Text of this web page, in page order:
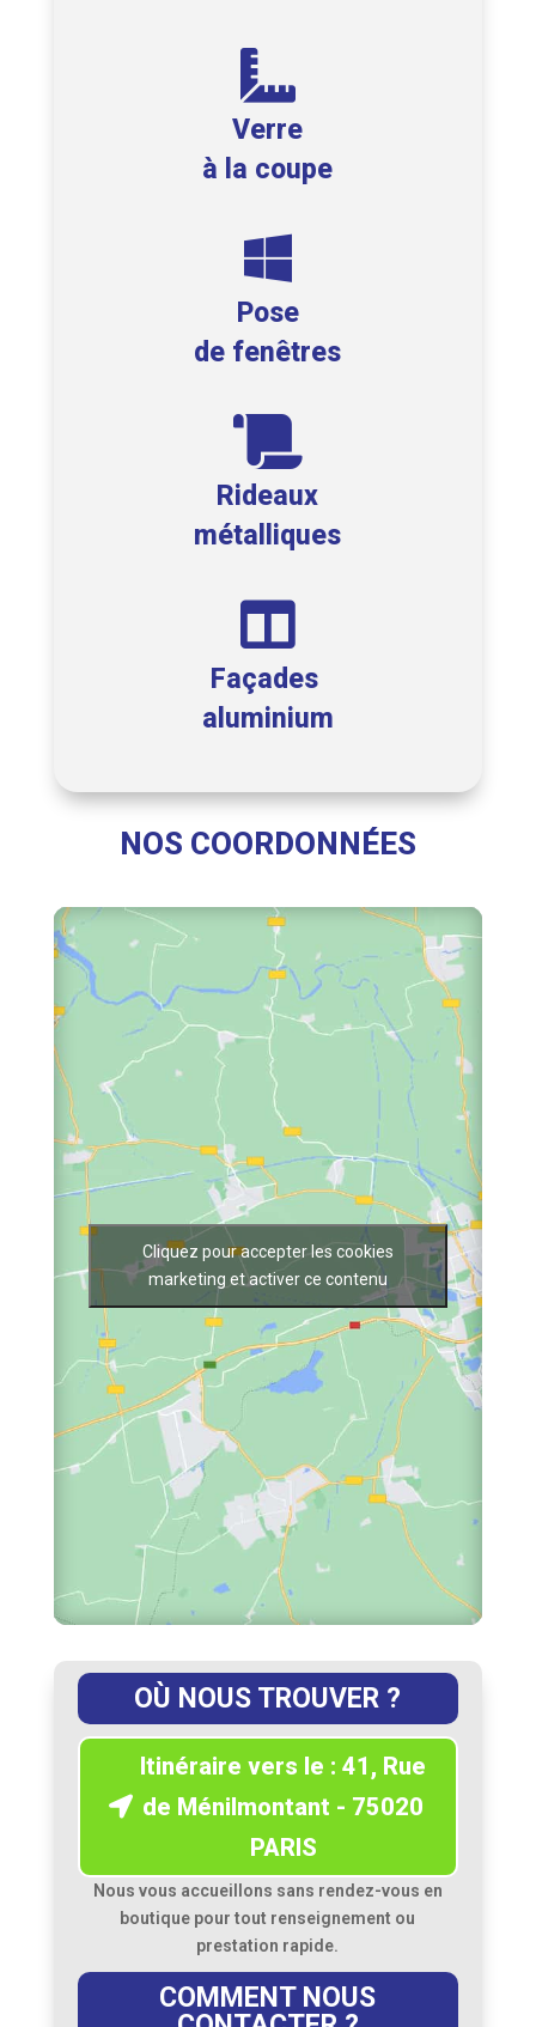

Verre
à la coupe

Pose
de fenêtres

Rideaux
métalliques

Façades
aluminium
NOS COORDONNÉES
Cliquez pour accepter les cookies
marketing et activer ce contenu
OÙ NOUS TROUVER ?
Itinéraire vers le : 41, Rue
de Ménilmontant - 75020
PARIS
Nous vous accueillons sans rendez-vous en
boutique pour tout renseignement ou
prestation rapide.
COMMENT NOUS